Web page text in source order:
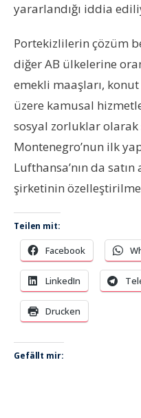
yararlandığı iddia
Portekizlilerin çözüm
diğer AB ülkelerine
emekli maaşları,
üzere kamusal
sosyal zorluklar olarak
Montenegro’nun ilk
Lufthansa’nın da
şirketinin
Teilen mit:
Facebook
LinkedIn
Drucken
Gefällt mir: